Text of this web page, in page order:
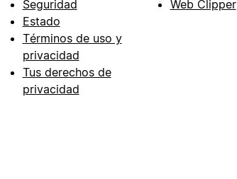
Seguridad
Estado
Términos de uso y
privacidad
Tus derechos de
privacidad
Web Clipper